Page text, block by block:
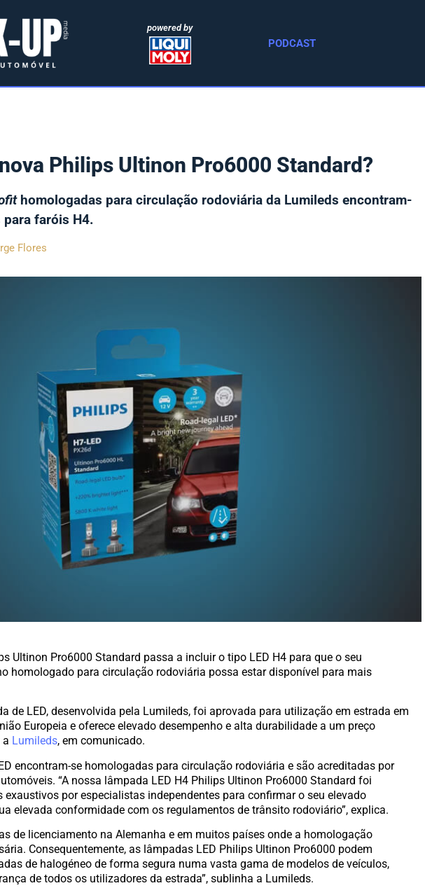
powered by
PODCAST
Philips Ultinon Pro6000 Standard?
homologadas para circulação rodoviária da Lumileds encontram-
faróis H4.
Flores
Ultinon Pro6000 Standard passa a incluir o tipo LED H4 para que o seu
homologado para circulação rodoviária possa estar disponível para mais
de LED, desenvolvida pela Lumileds, foi aprovada para utilização em estrada em
Europeia e oferece elevado desempenho e alta durabilidade a um preço
a Lumileds, em comunicado.
encontram-se homologadas para circulação rodoviária e são acreditadas por
“A nossa lâmpada LED H4 Philips Ultinon Pro6000 Standard foi
exaustivos por especialistas independentes para confirmar o seu elevado
elevada conformidade com os regulamentos de trânsito rodoviário”, explica.
de licenciamento na Alemanha e em muitos países onde a homologação
Consequentemente, as lâmpadas LED Philips Ultinon Pro6000 podem
de halogéneo de forma segura numa vasta gama de modelos de veículos,
de todos os utilizadores da estrada”, sublinha a Lumileds.